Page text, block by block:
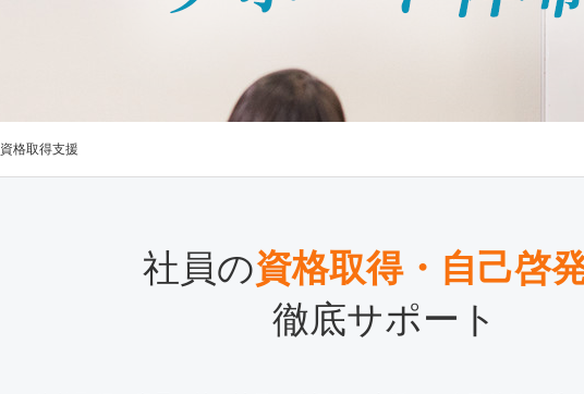
資格取得支援
社員の資格取得・自己啓
徹底サポート